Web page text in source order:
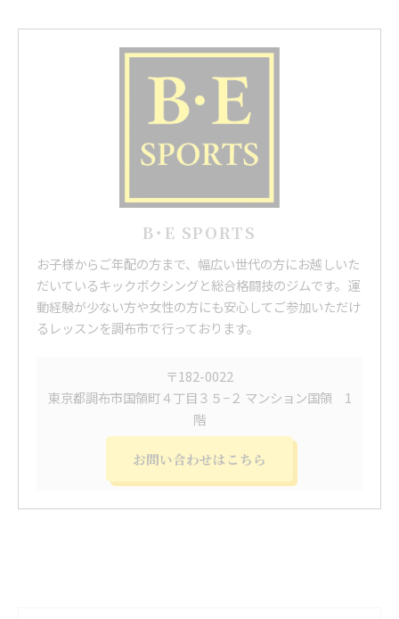
B･E SPORTS
お子様からご年配の方まで、幅広い世代の方にお越しいた
だいているキックボクシングと総合格闘技のジムです。運
動経験が少ない方や女性の方にも安心してご参加いただけ
るレッスンを調布市で行っております。
〒182-0022
東京都調布市国領町４丁目３５−２ マンション国領 1
階
お問い合わせはこちら